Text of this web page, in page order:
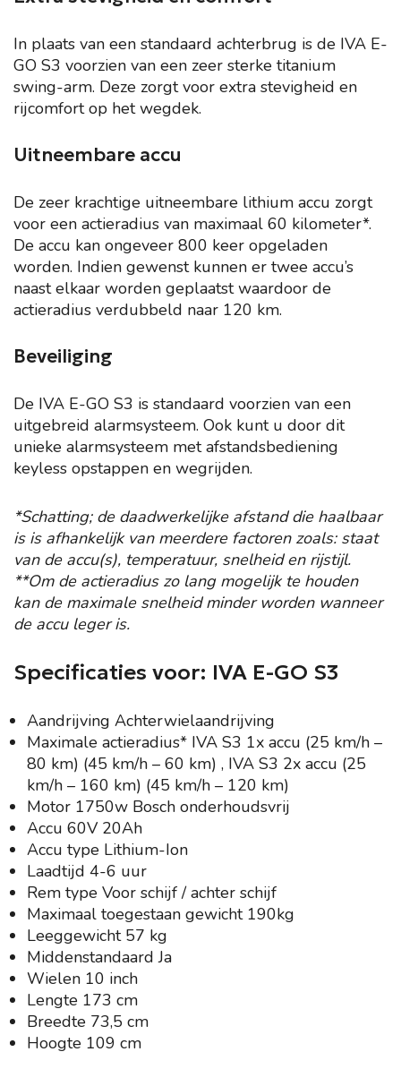
In plaats van een standaard achterbrug is de IVA E-
GO S3 voorzien van een zeer sterke titanium
swing-arm. Deze zorgt voor extra stevigheid en
rijcomfort op het wegdek.
Uitneembare accu
De zeer krachtige uitneembare lithium accu zorgt
voor een actieradius van maximaal 60 kilometer*.
De accu kan ongeveer 800 keer opgeladen
worden. Indien gewenst kunnen er twee accu’s
naast elkaar worden geplaatst waardoor de
actieradius verdubbeld naar 120 km.
Beveiliging
De IVA E-GO S3 is standaard voorzien van een
uitgebreid alarmsysteem. Ook kunt u door dit
unieke alarmsysteem met afstandsbediening
keyless opstappen en wegrijden.
*Schatting; de daadwerkelijke afstand die haalbaar
is is afhankelijk van meerdere factoren zoals: staat
van de accu(s), temperatuur, snelheid en rijstijl.
**Om de actieradius zo lang mogelijk te houden
kan de maximale snelheid minder worden wanneer
de accu leger is.
Specificaties voor: IVA E-GO S3
Aandrijving Achterwielaandrijving
Maximale actieradius* IVA S3 1x accu (25 km/h –
80 km) (45 km/h – 60 km) , IVA S3 2x accu (25
km/h – 160 km) (45 km/h – 120 km)
Motor 1750w Bosch onderhoudsvrij
Accu 60V 20Ah
Accu type Lithium-Ion
Laadtijd 4-6 uur
Rem type Voor schijf / achter schijf
Maximaal toegestaan gewicht 190kg
Leeggewicht 57 kg
Middenstandaard Ja
Wielen 10 inch
Lengte 173 cm
Breedte 73,5 cm
Hoogte 109 cm